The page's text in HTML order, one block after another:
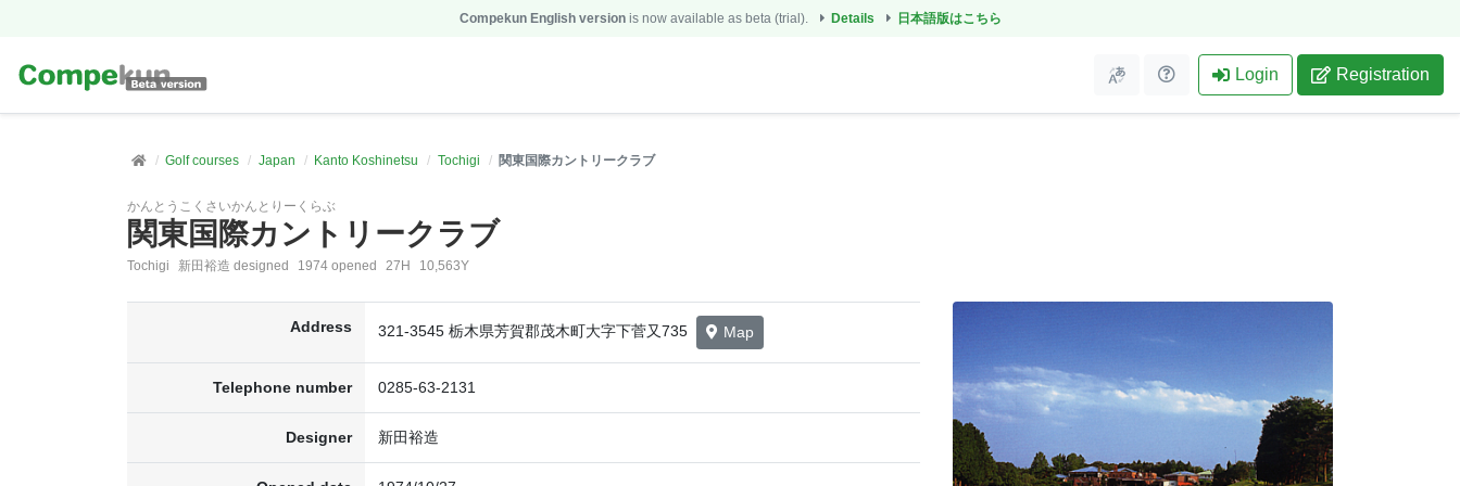
Compekun English versionis now available as beta (trial). Details 日本語版はこちら
Login Registration
Golf courses Japan Kanto Koshinetsu Tochigi 関東国際カントリークラブ
かんとうこくさいかんとりーくらぶ
関東国際カントリークラブ
Tochigi 新田裕造 designed 1974 opened 27H 10,563Y
Address 321-3545 栃木県芳賀郡茂木町大字下菅又735 Map
Telephone number 0285-63-2131
Designer 新田裕造